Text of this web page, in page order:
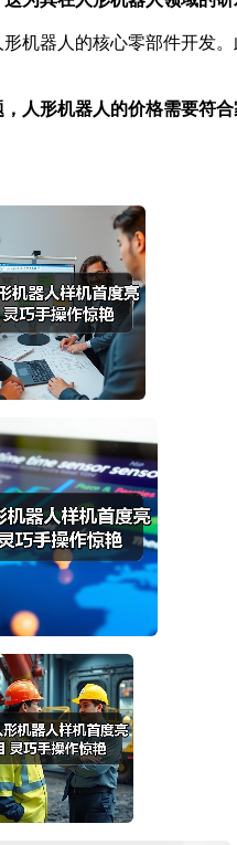
器人的核心零部件开发
人形机器人的价格需要符合